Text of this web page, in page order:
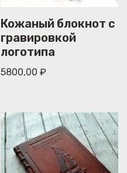
Кожаный блокнот с
гравировкой
логотипа
5800,00₽